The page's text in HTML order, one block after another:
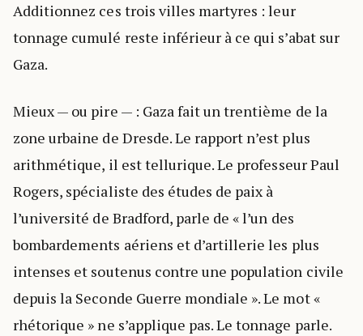
Additionnez ces trois villes martyres : leur
tonnage cumulé reste inférieur à ce qui s’abat sur
Gaza.
Mieux — ou pire — : Gaza fait un trentième de la
zone urbaine de Dresde. Le rapport n’est plus
arithmétique, il est tellurique. Le professeur Paul
Rogers, spécialiste des études de paix à
l’université de Bradford, parle de « l’un des
bombardements aériens et d’artillerie les plus
intenses et soutenus contre une population civile
depuis la Seconde Guerre mondiale ». Le mot «
rhétorique » ne s’applique pas. Le tonnage parle.